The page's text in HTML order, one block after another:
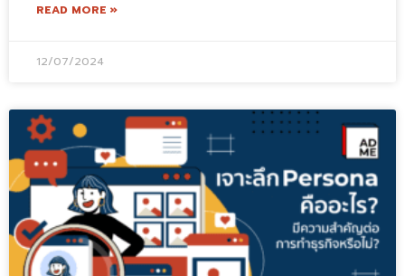
READ MORE »
12/07/2024